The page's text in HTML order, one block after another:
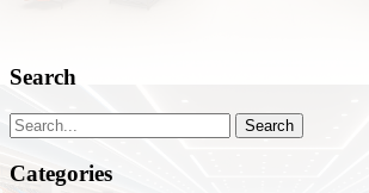
Search
Search
Categories